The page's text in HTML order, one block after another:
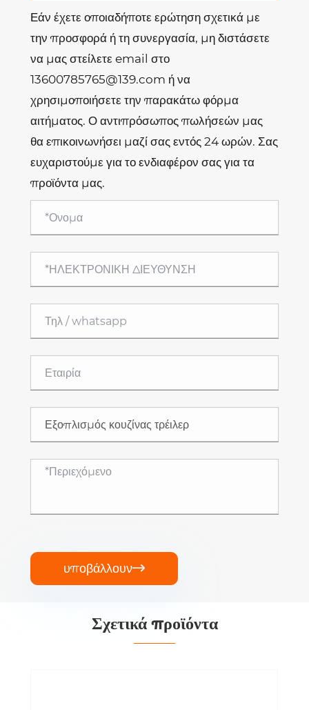
Εάν έχετε οποιαδήποτε ερώτηση σχετικά με
την προσφορά ή τη συνεργασία, μη διστάσετε
να μας στείλετε email στο
13600785765@139.com ή να
χρησιμοποιήσετε την παρακάτω φόρμα
αιτήματος. Ο αντιπρόσωπος πωλήσεών μας
θα επικοινωνήσει μαζί σας εντός 24 ωρών. Σας
ευχαριστούμε για το ενδιαφέρον σας για τα
προϊόντα μας.
υποβάλλουν
Σχετικά προϊόντα